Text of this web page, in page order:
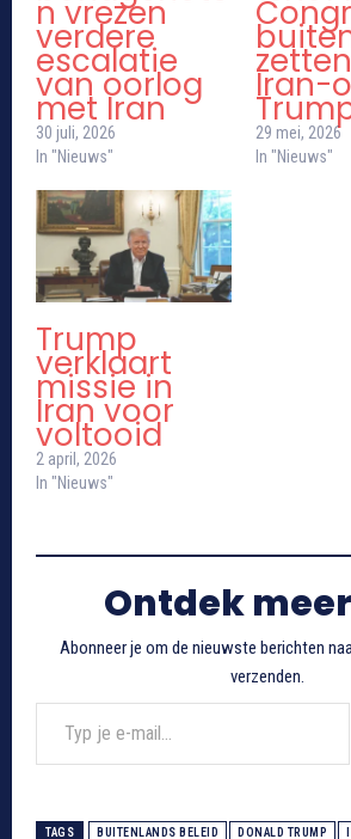
n vrezen
verdere
escalatie
van oorlog
met Iran
30 juli, 2026
In "Nieuws"
Iran-
29 mei, 2026
In "Nieuws"
Trump
verklaart
missie in
Iran voor
voltooid
2 april, 2026
In "Nieuws"
Ontdek
Abonneer je om de nieuwste berichten
verzenden.
Typ je e-mail...
TAGS BUITENLANDS BELEID DONALD TRUMP